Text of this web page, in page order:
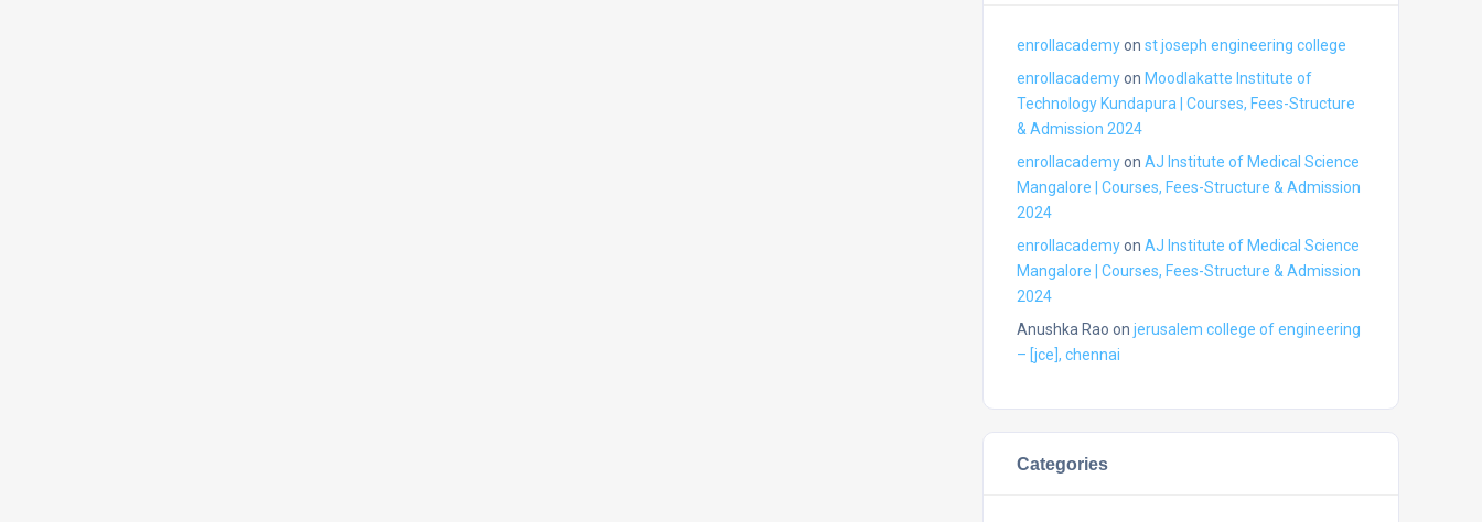
enrollacademyon st joseph engineering college
enrollacademyon Moodlakatte Institute of
Technology Kundapura | Courses, Fees-Structure
& Admission 2024
enrollacademyon AJ Institute of Medical Science
Mangalore | Courses, Fees-Structure & Admission
2024
enrollacademyon AJ Institute of Medical Science
Mangalore | Courses, Fees-Structure & Admission
2024
Anushka Rao on jerusalem college of engineering
– [jce], chennai
Categories